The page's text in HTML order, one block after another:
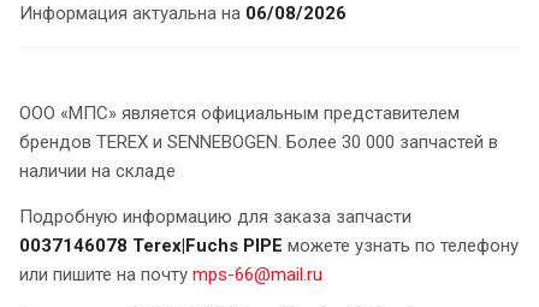
Информация актуальна на 06/08/2026
ООО «МПС» является официальным представителем
брендов TEREX и SENNEBOGEN. Более 30 000 запчастей в
наличии на складе
Подробную информацию для заказа запчасти
0037146078 Terex|Fuchs PIPE можете узнать по телефону
или пишите на почту mps-66@mail.ru